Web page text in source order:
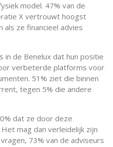
model. 47% van de
X vertrouwt hoogst
als ze financieel advies
de Benelux dat hun positie
verbeterde platforms voor
51% ziet die binnen
tegen 5% die andere
dat ze door deze
mag dan verleidelijk zijn
73% van de adviseurs